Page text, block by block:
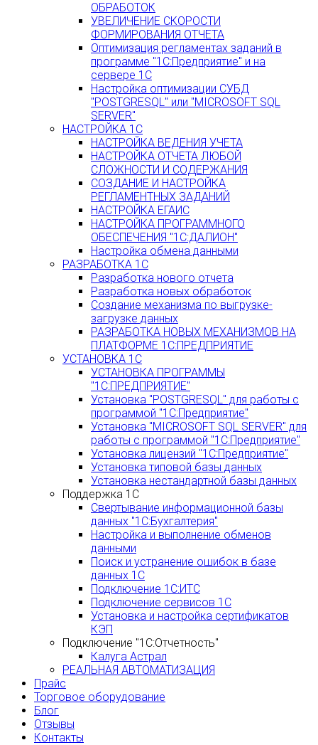
ОБРАБОТОК
УВЕЛИЧЕНИЕ СКОРОСТИ
ФОРМИРОВАНИЯ ОТЧЕТА
Оптимизация регламентах заданий в
программе "1С:Предприятие" и на
сервере 1С
Настройка оптимизации СУБД
"POSTGRESQL" или "MICROSOFT SQL
SERVER"
НАСТРОЙКА 1С
НАСТРОЙКА ВЕДЕНИЯ УЧЕТА
НАСТРОЙКА ОТЧЕТА ЛЮБОЙ
СЛОЖНОСТИ И СОДЕРЖАНИЯ
СОЗДАНИЕ И НАСТРОЙКА
РЕГЛАМЕНТНЫХ ЗАДАНИЙ
НАСТРОЙКА ЕГАИС
НАСТРОЙКА ПРОГРАММНОГО
ОБЕСПЕЧЕНИЯ "1С:ДАЛИОН"
Настройка обмена данными
РАЗРАБОТКА 1С
Разработка нового отчета
Разработка новых обработок
Создание механизма по выгрузке-
загрузке данных
РАЗРАБОТКА НОВЫХ МЕХАНИЗМОВ НА
ПЛАТФОРМЕ 1С:ПРЕДПРИЯТИЕ
УСТАНОВКА 1С
УСТАНОВКА ПРОГРАММЫ
"1С:ПРЕДПРИЯТИЕ"
Установка "POSTGRESQL" для работы с
программой "1С:Предприятие"
Установка "MICROSOFT SQL SERVER" для
работы с программой "1С:Предприятие"
Установка лицензий "1С:Предприятие"
Установка типовой базы данных
Установка нестандартной базы данных
Поддержка 1С
Свертывание информационной базы
данных "1С:Бухгалтерия"
Настройка и выполнение обменов
данными
Поиск и устранение ошибок в базе
данных 1С
Подключение 1С:ИТС
Подключение сервисов 1С
Установка и настройка сертификатов
КЭП
Подключение "1С:Отчетность"
Калуга Астрал
РЕАЛЬНАЯ АВТОМАТИЗАЦИЯ
Прайс
Торговое оборудование
Блог
Отзывы
Контакты